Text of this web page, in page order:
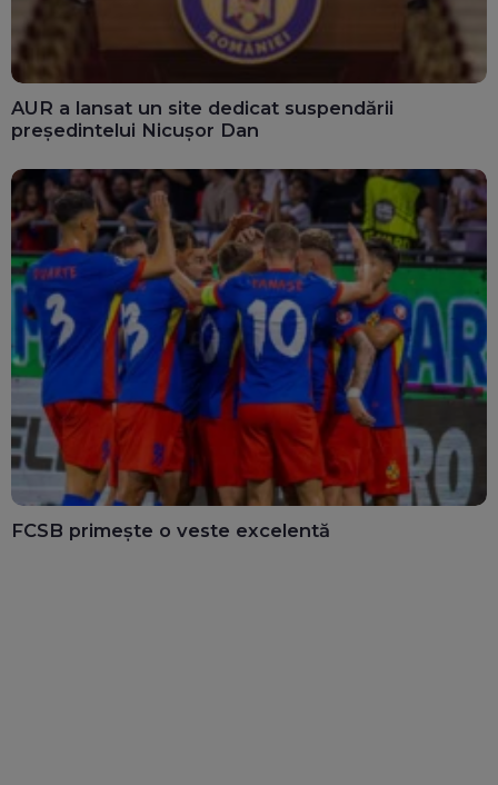
AUR a lansat un site dedicat suspendării
președintelui Nicușor Dan
FCSB primește o veste excelentă